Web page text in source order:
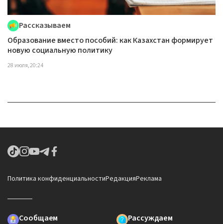
Рассказываем
Образование вместо пособий: как Казахстан формирует
новую социальную политику
28 июля, 20:24
Политика конфиденциальностиРедакцияРеклама
Сообщаем
Рассуждаем